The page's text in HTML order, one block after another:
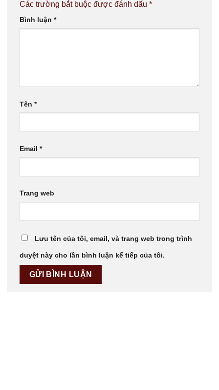
Các trường bắt buộc được đánh dấu *
Bình luận *
Tên *
Email *
Trang web
Lưu tên của tôi, email, và trang web trong trình
duyệt này cho lần bình luận kế tiếp của tôi.